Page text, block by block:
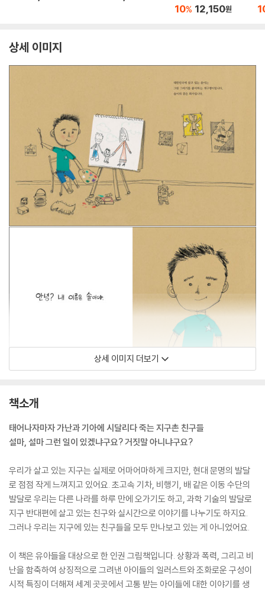
10% 12,150원
상세 이미지
상세 이미지 더보기
책소개
태어나자마자 가난과 기아에 시달리다 죽는 지구촌 친구들
설마, 설마 그런 일이 있겠냐구요? 거짓말 아니냐구요?
우리가 살고 있는 지구는 실제로 어마어마하게 크지만, 현대 문명의 발달
로 점점 작게 느껴지고 있어요. 초고속 기차, 비행기, 배 같은 이동 수단의
발달로 우리는 다른 나라를 하루 만에 오가기도 하고, 과학 기술의 발달로
지구 반대편에 살고 있는 친구와 실시간으로 이야기를 나누기도 하지요.
그러나 우리는 지구에 있는 친구들을 모두 만나보고 있는 게 아니었어요.
이 책은 유아들을 대상으로 한 인권 그림책입니다. 상황과 폭력, 그리고 비
난을 함축하여 상징적으로 그려낸 아이들의 일러스트와 조화로운 구성이
시적 특징이 더해져 세계 곳곳에서 고통 받는 아이들에 대한 이야기를 생